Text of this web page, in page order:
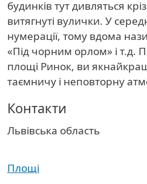
будинків тут дивляться
витягнуті вулички. У
нумерації, тому вдома
«Під чорним орлом» і т.д.
площі Ринок, ви
таємничу і неповторну
Контакти
Область
Львівська область
Площі